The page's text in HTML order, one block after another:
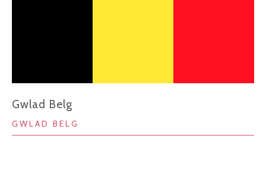
Gwlad Belg
GWLAD BELG